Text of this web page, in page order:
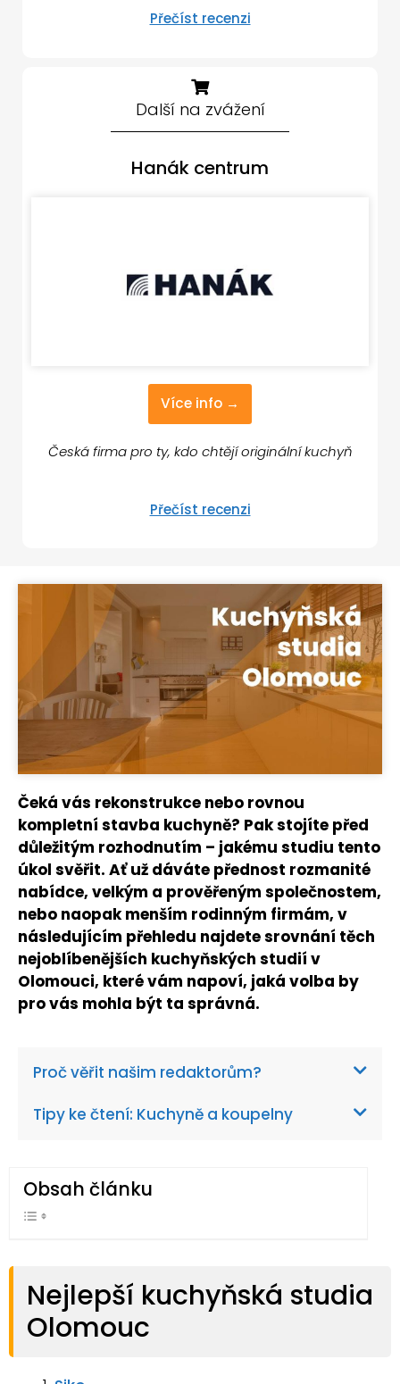
Přečíst recenzi
Další na zvážení
Hanák centrum
Více info →
Česká firma pro ty, kdo chtějí originální kuchyň
Přečíst recenzi
Čeká vás rekonstrukce nebo rovnou
kompletní stavba kuchyně? Pak stojíte před
důležitým rozhodnutím – jakému studiu tento
úkol svěřit. Ať už dáváte přednost rozmanité
nabídce, velkým a prověřeným společnostem,
nebo naopak menším rodinným firmám, v
následujícím přehledu najdete srovnání těch
nejoblíbenějších kuchyňských studií v
Olomouci, které vám napoví, jaká volba by
pro vás mohla být ta správná.
Proč věřit našim redaktorům?
Tipy ke čtení: Kuchyně a koupelny
Obsah článku
Nejlepší kuchyňská studia
Olomouc